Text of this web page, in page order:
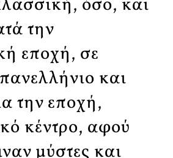
όσο, και
την
εποχή, σε
και
την εποχή,
κέντρο, αφού
μύστες και